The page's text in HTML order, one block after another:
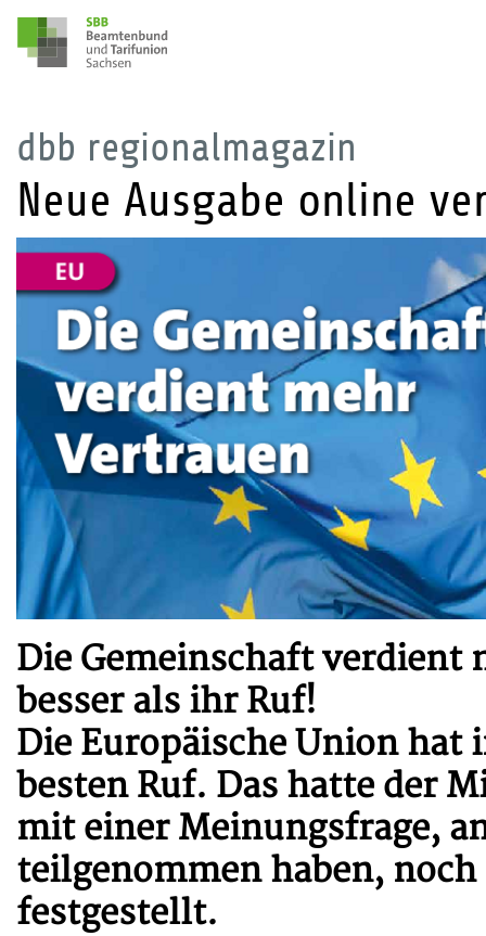
dbb regionalmagazin
Neue Ausgabe online
Die Gemeinschaft verdient
besser als ihr Ruf!
Die Europäische Union
besten Ruf. Das hatte der
mit einer Meinungsfrage,
teilgenommen haben, noch
festgestellt.